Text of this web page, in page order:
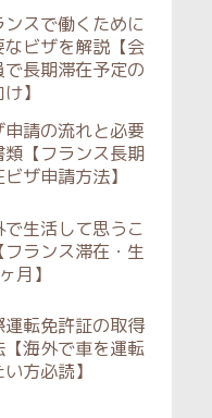
ンスで働くために
なビザを解説【会
で長期滞在予定の
】
申請の流れと必要
類【フランス長期
ザ申請方法】
で生活して思うこ
フランス滞在・生
月】
運転免許証の取得
【海外で車を運転
い方必読】